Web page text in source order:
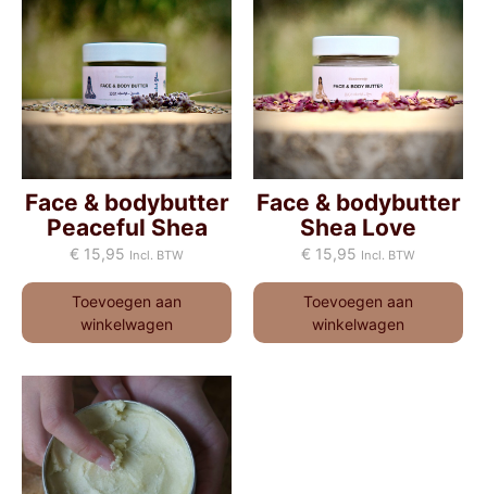
Face & bodybutter
Peaceful Shea
€ 15,95 Incl. BTW
Toevoegen aan
winkelwagen
Face & bodybutter
Shea Love
€ 15,95 Incl. BTW
Toevoegen aan
winkelwagen